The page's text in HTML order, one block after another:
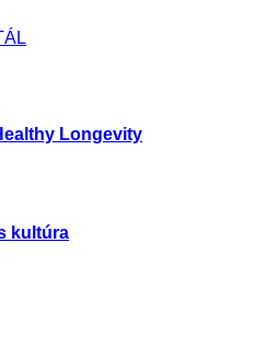
Longevity
kultúra